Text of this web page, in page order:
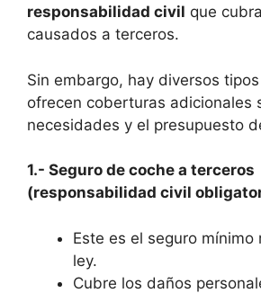
responsabilidad civil que
causados a terceros.
Sin embargo, hay diversos
ofrecen coberturas adicionales
necesidades y el presupuesto
1.- Seguro de coche a terceros
(responsabilidad civil
Este es el seguro mínimo
ley.
Cubre los daños